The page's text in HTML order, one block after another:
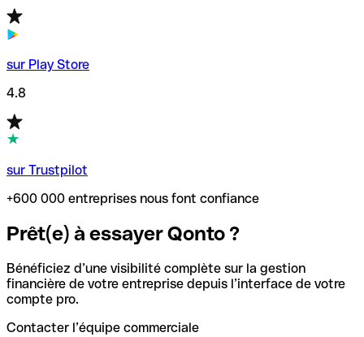
sur Play Store
4.8
sur Trustpilot
+600 000 entreprises nous font confiance
Prêt(e) à essayer Qonto ?
Bénéficiez d’une visibilité complète sur la gestion
financière de votre entreprise depuis l’interface de votre
compte pro.
Contacter l’équipe commerciale